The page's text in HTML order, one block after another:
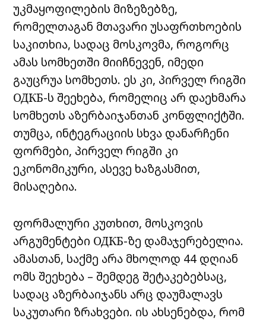
უკმაყოფილების მიზეზებზე,
რომელთაგან მთავარი უსაფრთხოების
საკითხია, სადაც მოსკოვმა, როგორც
ამას სომხეთში მიიჩნევენ, იმედი
გაუცრუა სომხეთს. ეს კი, პირველ რიგში
ОДКБ-ს შეეხება, რომელიც არ დაეხმარა
სომხეთს აზერბაიჯანთან კონფლიქტში.
თუმცა, ინტეგრაციის სხვა დანარჩენი
ფორმები, პირველ რიგში კი
ეკონომიკური, ასევე ხაზგასმით,
მისაღებია.
ფორმალური კუთხით, მოსკოვის
არგუმენტები ОДКБ-ზე დამაჯერებელია.
ამასთან, საქმე არა მხოლოდ 44 დღიან
ომს შეეხება – შემდეგ შეტაკებებსაც,
სადაც აზერბაიჯანს არც დაუმალავს
საკუთარი ზრახვები. ის ახსენებდა, რომ